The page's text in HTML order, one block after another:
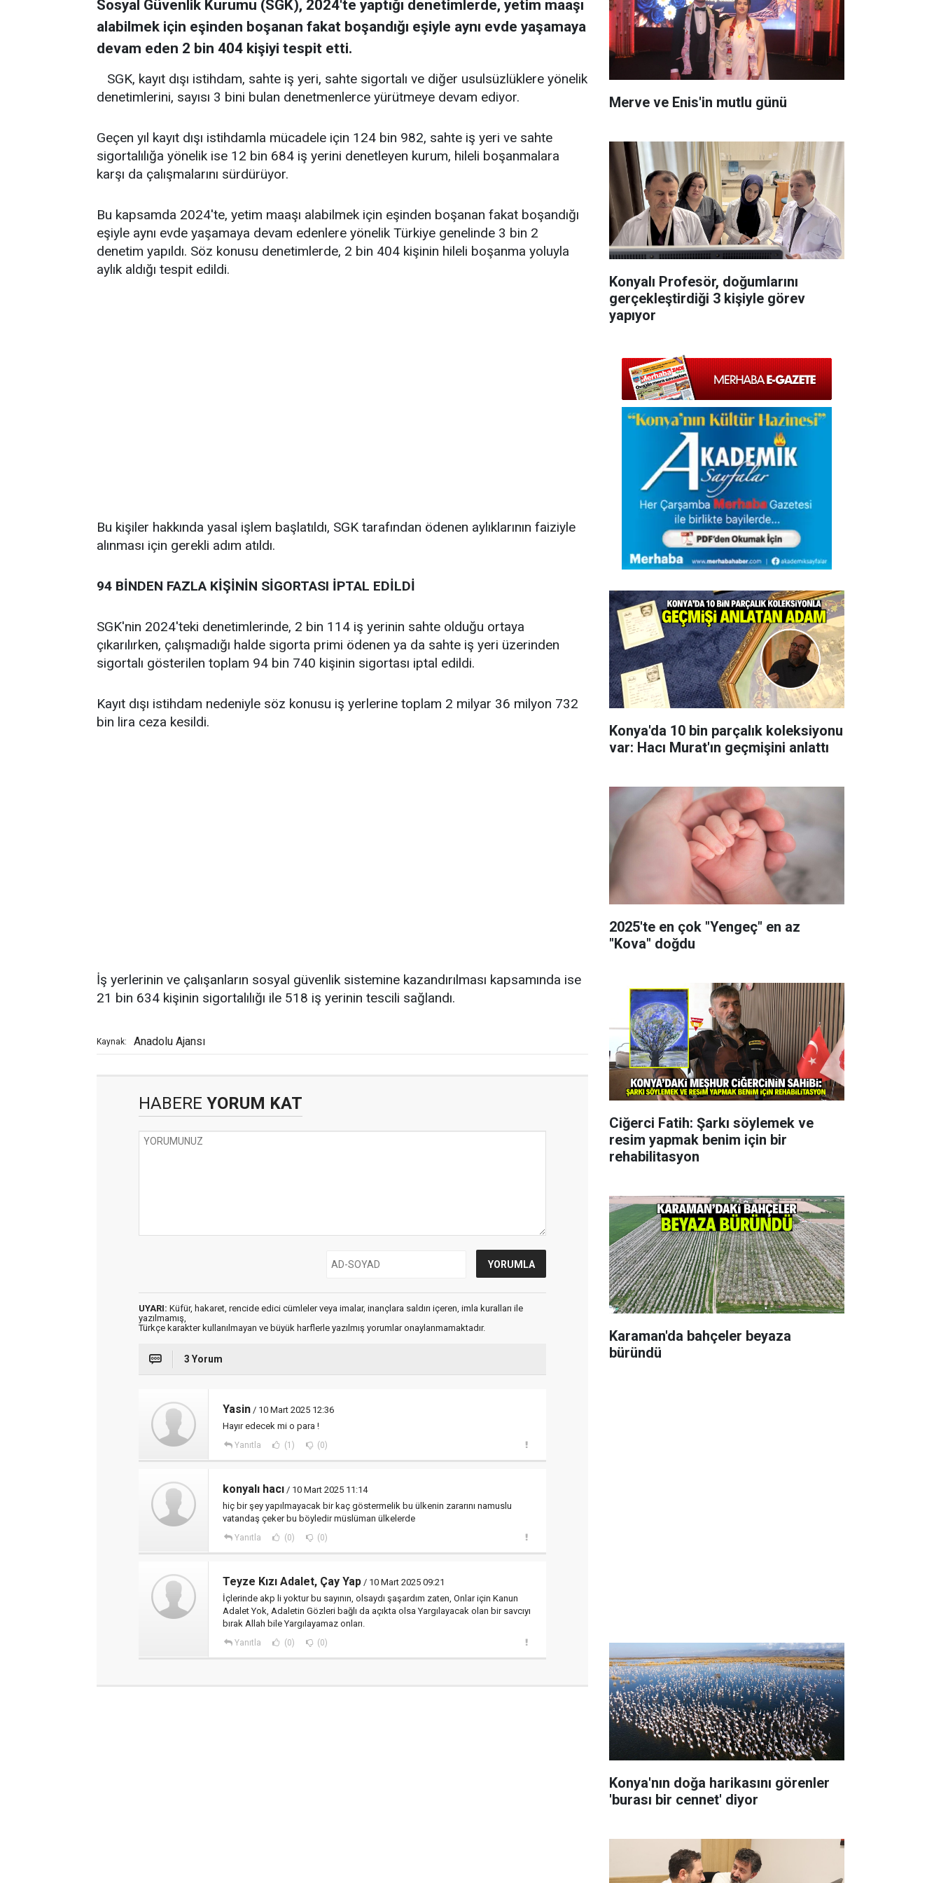
Sosyal Güvenlik Kurumu (SGK), 2024'te yaptığı denetimlerde, yetim maaşı
alabilmek için eşinden boşanan fakat boşandığı eşiyle aynı evde yaşamaya
devam eden 2 bin 404 kişiyi tespit etti.
SGK, kayıt dışı istihdam, sahte iş yeri, sahte sigortalı ve diğer usulsüzlüklere yönelik
denetimlerini, sayısı 3 bini bulan denetmenlerce yürütmeye devam ediyor.
Geçen yıl kayıt dışı istihdamla mücadele için 124 bin 982, sahte iş yeri ve sahte
sigortalılığa yönelik ise 12 bin 684 iş yerini denetleyen kurum, hileli boşanmalara
karşı da çalışmalarını sürdürüyor.
Bu kapsamda 2024'te, yetim maaşı alabilmek için eşinden boşanan fakat boşandığı
eşiyle aynı evde yaşamaya devam edenlere yönelik Türkiye genelinde 3 bin 2
denetim yapıldı. Söz konusu denetimlerde, 2 bin 404 kişinin hileli boşanma yoluyla
aylık aldığı tespit edildi.
Bu kişiler hakkında yasal işlem başlatıldı, SGK tarafından ödenen aylıklarının faiziyle
alınması için gerekli adım atıldı.
94 BİNDEN FAZLA KİŞİNİN SİGORTASI İPTAL EDİLDİ
SGK'nin 2024'teki denetimlerinde, 2 bin 114 iş yerinin sahte olduğu ortaya
çıkarılırken, çalışmadığı halde sigorta primi ödenen ya da sahte iş yeri üzerinden
sigortalı gösterilen toplam 94 bin 740 kişinin sigortası iptal edildi.
Kayıt dışı istihdam nedeniyle söz konusu iş yerlerine toplam 2 milyar 36 milyon 732
bin lira ceza kesildi.
İş yerlerinin ve çalışanların sosyal güvenlik sistemine kazandırılması kapsamında ise
21 bin 634 kişinin sigortalılığı ile 518 iş yerinin tescili sağlandı.
Kaynak: Anadolu Ajansı
HABERE YORUM KAT
UYARI: Küfür, hakaret, rencide edici cümleler veya imalar, inançlara saldırı içeren, imla kuralları ile
yazılmamış,
Türkçe karakter kullanılmayan ve büyük harflerle yazılmış yorumlar onaylanmamaktadır.
3 Yorum
Yasin / 10 Mart 2025 12:36
Hayır edecek mi o para !
Yanıtla (1) (0)
konyalı hacı / 10 Mart 2025 11:14
hiç bir şey yapılmayacak bir kaç göstermelik bu ülkenin zararını namuslu
vatandaş çeker bu böyledir müslüman ülkelerde
Yanıtla (0) (0)
Teyze Kızı Adalet, Çay Yap / 10 Mart 2025 09:21
İçlerinde akp li yoktur bu sayının, olsaydı şaşardım zaten, Onlar için Kanun
Adalet Yok, Adaletin Gözleri bağlı da açıkta olsa Yargılayacak olan bir savcıyı
bırak Allah bile Yargılayamaz onları.
Yanıtla (0) (0)
Merve ve Enis'in mutlu günü
Konyalı Profesör, doğumlarını
gerçekleştirdiği 3 kişiyle görev
yapıyor
Konya'da 10 bin parçalık koleksiyonu
var: Hacı Murat'ın geçmişini anlattı
2025'te en çok "Yengeç" en az
"Kova" doğdu
Ciğerci Fatih: Şarkı söylemek ve
resim yapmak benim için bir
rehabilitasyon
Karaman'da bahçeler beyaza
büründü
Konya'nın doğa harikasını görenler
'burası bir cennet' diyor